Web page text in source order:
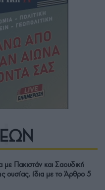
με Πακιστάν και Σαουδική
ουσίας, ίδια με το Άρθρο 5